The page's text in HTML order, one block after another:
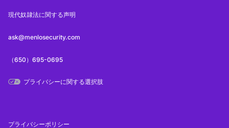
現代奴隷法に関する声明
ask@menlosecurity.com
（650）695-0695
プライバシーに関する選択肢
プライバシーポリシー